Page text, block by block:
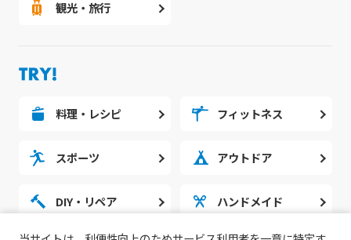
観光・旅行
料理・レシピ フィットネス
スポーツ アウトドア
DIY・リペア ハンドメイド